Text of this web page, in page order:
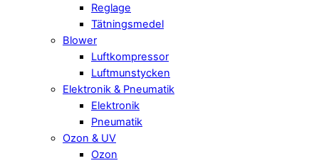
Reglage
Tätningsmedel
Blower
Luftkompressor
Luftmunstycken
Elektronik & Pneumatik
Elektronik
Pneumatik
Ozon & UV
Ozon